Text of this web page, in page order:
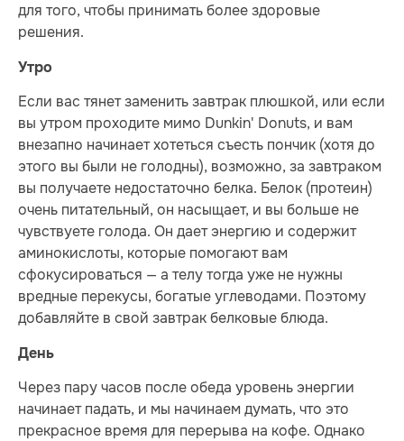
для того, чтобы принимать более здоровые
решения.
Утро
Если вас тянет заменить завтрак плюшкой, или если
вы утром проходите мимо Dunkin' Donuts, и вам
внезапно начинает хотеться съесть пончик (хотя до
этого вы были не голодны), возможно, за завтраком
вы получаете недостаточно белка. Белок (протеин)
очень питательный, он насыщает, и вы больше не
чувствуете голода. Он дает энергию и содержит
аминокислоты, которые помогают вам
сфокусироваться — а телу тогда уже не нужны
вредные перекусы, богатые углеводами. Поэтому
добавляйте в свой завтрак белковые блюда.
День
Через пару часов после обеда уровень энергии
начинает падать, и мы начинаем думать, что это
прекрасное время для перерыва на кофе. Однако